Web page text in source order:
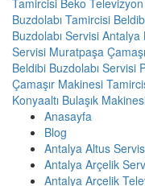
Buzdolabı Tamircisi
Buzdolabı Servisi Antalya
Servisi Muratpaşa
Beldibi Buzdolabı Servisi
Çamaşır Makinesi
Konyaaltı Bulaşık
Anasayfa
Blog
Antalya Altus
Antalya Arçelik
Antalya Arçelik